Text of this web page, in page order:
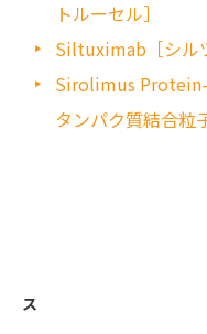
トルーセル］
Siltuximab［シル
Sirolimus
タンパク質結合粒
ス